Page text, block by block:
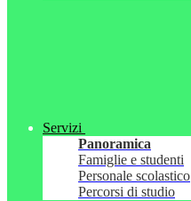
Servizi
Panoramica
Famiglie e studenti
Personale scolastico
Percorsi di studio